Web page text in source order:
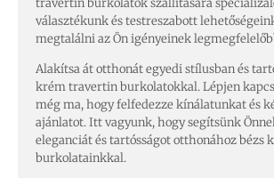
választékunk és testreszabott
megtalálni az Ön igényeinek
Alakítsa át otthonát egyedi stílusban és
krém travertin burkolatokkal. Lépjen
még ma, hogy felfedezze kínálatunkat és
ajánlatot. Itt vagyunk, hogy segítsünk
eleganciát és tartósságot otthonához bézs
burkolatainkkal.